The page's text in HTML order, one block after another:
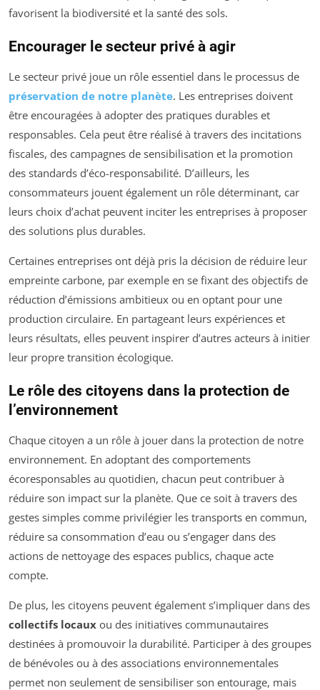
favorisent la biodiversité et la santé des sols.
Encourager le secteur privé à agir
Le secteur privé joue un rôle essentiel dans le processus de
préservation de notre planète. Les entreprises doivent
être encouragées à adopter des pratiques durables et
responsables. Cela peut être réalisé à travers des incitations
fiscales, des campagnes de sensibilisation et la promotion
des standards d’éco-responsabilité. D’ailleurs, les
consommateurs jouent également un rôle déterminant, car
leurs choix d’achat peuvent inciter les entreprises à proposer
des solutions plus durables.
Certaines entreprises ont déjà pris la décision de réduire leur
empreinte carbone, par exemple en se fixant des objectifs de
réduction d’émissions ambitieux ou en optant pour une
production circulaire. En partageant leurs expériences et
leurs résultats, elles peuvent inspirer d’autres acteurs à initier
leur propre transition écologique.
Le rôle des citoyens dans la protection de
l’environnement
Chaque citoyen a un rôle à jouer dans la protection de notre
environnement. En adoptant des comportements
écoresponsables au quotidien, chacun peut contribuer à
réduire son impact sur la planète. Que ce soit à travers des
gestes simples comme privilégier les transports en commun,
réduire sa consommation d’eau ou s’engager dans des
actions de nettoyage des espaces publics, chaque acte
compte.
De plus, les citoyens peuvent également s’impliquer dans des
collectifs locaux ou des initiatives communautaires
destinées à promouvoir la durabilité. Participer à des groupes
de bénévoles ou à des associations environnementales
permet non seulement de sensibiliser son entourage, mais